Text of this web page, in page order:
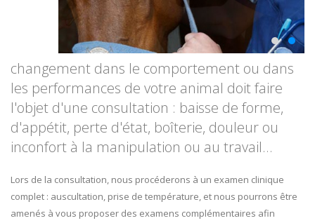
changement dans le comportement ou dans
les performances de votre animal doit faire
l'objet d'une consultation : baisse de forme,
d'appétit, perte d'état, boîterie, douleur ou
inconfort à la manipulation ou au travail...
Lors de la consultation, nous procéderons à un examen clinique
complet : auscultation, prise de température, et nous pourrons être
amenés à vous proposer des examens complémentaires afin